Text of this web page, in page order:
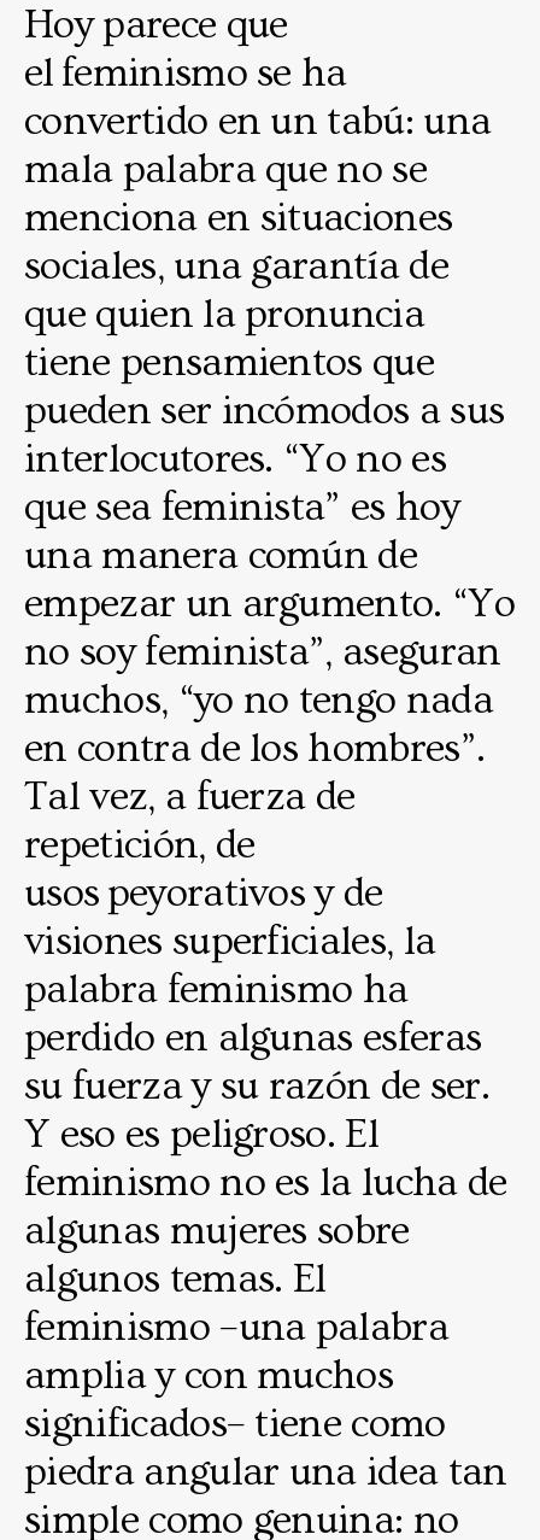
Hoy parece que
el feminismo se ha
convertido en un tabú: una
mala palabra que no se
menciona en situaciones
sociales, una garantía de
que quien la pronuncia
tiene pensamientos que
pueden ser incómodos a sus
interlocutores. “Yo no es
que sea feminista” es hoy
una manera común de
empezar un argumento. “Yo
no soy feminista”, aseguran
muchos, “yo no tengo nada
en contra de los hombres”.
Tal vez, a fuerza de
repetición, de
usos peyorativos y de
visiones superficiales, la
palabra feminismo ha
perdido en algunas esferas
su fuerza y su razón de ser.
Y eso es peligroso. El
feminismo no es la lucha de
algunas mujeres sobre
algunos temas. El
feminismo –una palabra
amplia y con muchos
significados– tiene como
piedra angular una idea tan
simple como genuina: no